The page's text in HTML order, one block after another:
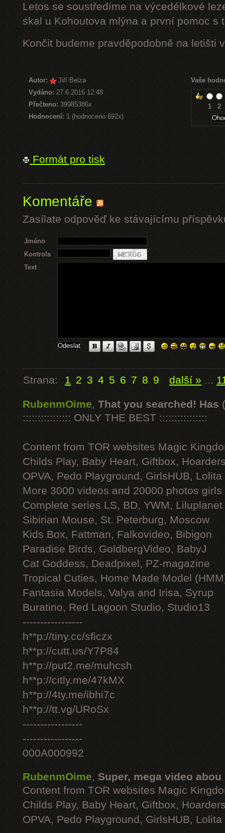
Letos se soustředíme na výcedélkové
skal u Kohoutova mlýna a první pomoc s
Končit budeme pravděpodobně na letišti
Autor:
Jiří Belza
Vydáno: 27.6.2016 12:48
Přečteno:39985386x
Hodnocení: 1 (hodnoceno 692x)
Vaše
1 2
Formát pro tisk
Komentáře
Zasílate odpověď ke stávajícímu
Jméno
Kontrola
Text
Strana: 1 2 3 4 5 6 7 8 9 další » ...
RubenmOime, That you searched! Has
:::::::::::::::: ONLY THE BEST ::::::::::::::::
Content from TOR websites Magic
Childs Play, Baby Heart, Giftbox,
OPVA, Pedo Playground, GirlsHUB, Lolita
More 3000 videos and 20000 photos
Complete series LS, BD, YWM, Liluplanet
Sibirian Mouse, St. Peterburg, Moscow
Kids Box, Fattman, Falkovideo, Bibigon
Paradise Birds, GoldbergVideo, BabyJ
Cat Goddess, Deadpixel, PZ-magazine
Tropical Cuties, Home Made Model
Fantasia Models, Valya and Irisa, Syrup
Buratino, Red Lagoon Studio, Studio13
-----------------
h**p://tiny.cc/sficzx
h**p://cutt.us/Y7P84
h**p://put2.me/muhcsh
h**p://citly.me/47kMX
h**p://4ty.me/ibhi7c
h**p://tt.vg/URoSx
-----------------
-----------------
000A000992
RubenmOime, Super, mega video abou
Content from TOR websites Magic
Childs Play, Baby Heart, Giftbox,
OPVA, Pedo Playground, GirlsHUB, Lolita